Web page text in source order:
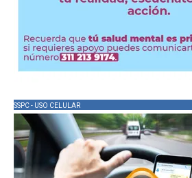
SSPC - USO CELULAR